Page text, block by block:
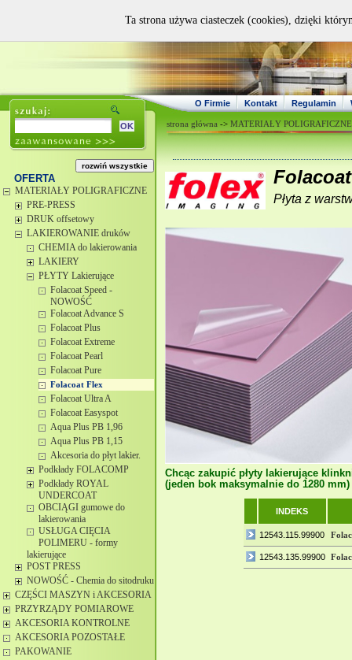
O Firmie Kontakt Regulamin
OFERTA
MATERIAŁY POLIGRAFICZNE
PRE-PRESS
DRUK offsetowy
LAKIEROWANIE druków
CHEMIA do lakierowania
LAKIERY
PŁYTY Lakierujące
Folacoat Speed -
NOWOŚĆ
Folacoat Advance S
Folacoat Plus
Folacoat Extreme
Folacoat Pearl
Folacoat Pure
Folacoat Flex
Folacoat Ultra A
Folacoat Easyspot
Aqua Plus PB 1,96
Aqua Plus PB 1,15
Akcesoria do płyt lakier.
Podkłady FOLACOMP
Podkłady ROYAL
UNDERCOAT
OBCIĄGI gumowe do
lakierowania
USŁUGA CIĘCIA
POLIMERU - formy
lakierujące
POST PRESS
NOWOŚĆ - Chemia do sitodruku
CZĘŚCI MASZYN i AKCESORIA
PRZYRZĄDY POMIAROWE
AKCESORIA KONTROLNE
AKCESORIA POZOSTAŁE
PAKOWANIE
strona główna -> MATERIAŁY POLIGRAFICZNE
Płyta z
Chcąc zakupić płyty lakierujące
(jeden bok maksymalnie do 1280
INDEKS
12543.115.99900
12543.135.99900
Ta strona używa ciasteczek (cookies), dzięki